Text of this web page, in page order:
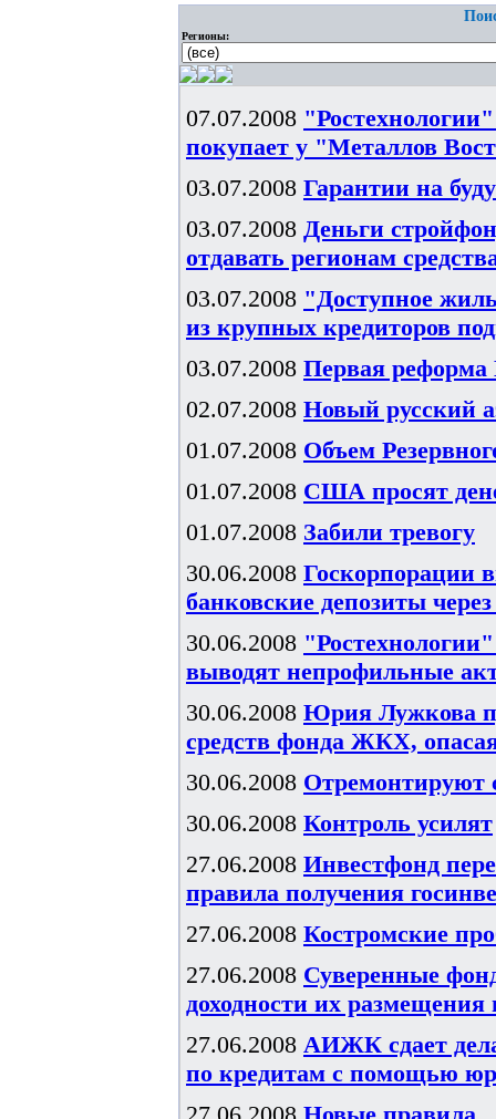
Регионы:
07.07.2008
покупает у "Металлов
03.07.2008 Гарантии на
03.07.2008 Деньги
отдавать регионам
03.07.2008 "Доступное
из крупных кредиторов
03.07.2008 Первая реформа
02.07.2008 Новый русский
01.07.2008 Объем
01.07.2008 США просят
01.07.2008 Забили тревогу
30.06.2008 Госкорпорации
банковские депозиты
30.06.2008
выводят непрофильные
30.06.2008 Юрия Лужкова
средств фонда ЖКХ,
30.06.2008 Отремонтируют
30.06.2008 Контроль усилят
27.06.2008 Инвестфонд
правила получения
27.06.2008 Костромские
27.06.2008 Суверенные
доходности их размещения
27.06.2008 АИЖК сдает
по кредитам с помощью